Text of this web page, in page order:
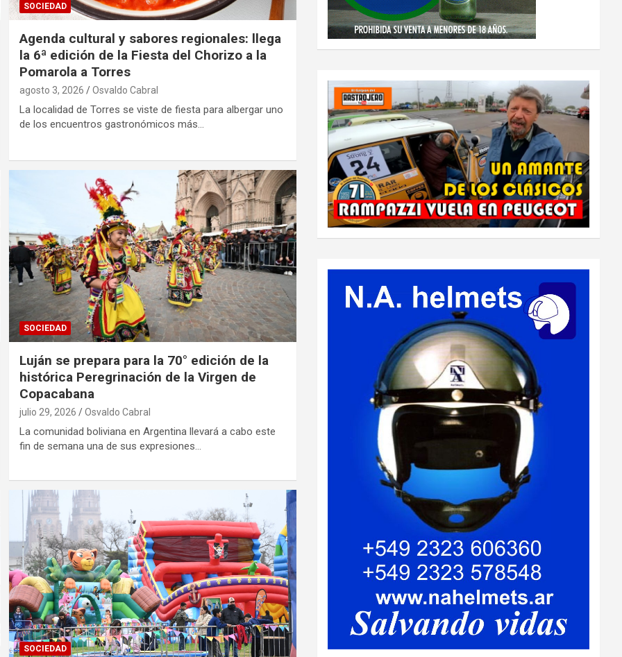
SOCIEDAD
Agenda cultural y sabores regionales: llega
la 6ª edición de la Fiesta del Chorizo a la
Pomarola a Torres
agosto 3, 2026 Osvaldo Cabral
La localidad de Torres se viste de fiesta para albergar uno
de los encuentros gastronómicos más…
SOCIEDAD
Luján se prepara para la 70° edición de la
histórica Peregrinación de la Virgen de
Copacabana
julio 29, 2026 Osvaldo Cabral
La comunidad boliviana en Argentina llevará a cabo este
fin de semana una de sus expresiones…
SOCIEDAD